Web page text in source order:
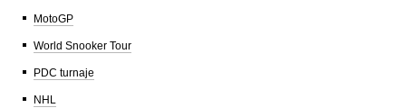
MotoGP
World Snooker Tour
PDC turnaje
NHL